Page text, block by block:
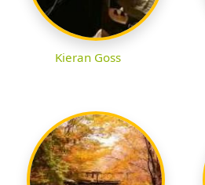
Kieran Goss